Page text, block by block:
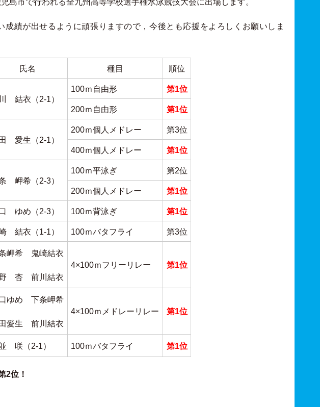
島市で行われる全九州高等学校選手権水泳競技大会に出場します。
成績が出せるように頑張りますので，今後とも応援をよろしくお願いしま
氏名 種目 順位
結衣（2-1）
100ｍ自由形 第1位
200ｍ自由形 第1位
愛生（2-1）
200ｍ個人メドレー 第3位
400ｍ個人メドレー 第1位
岬希（2-3）
100ｍ平泳ぎ 第2位
200ｍ個人メドレー 第1位
ゆめ（2-3） 100ｍ背泳ぎ 第1位
結衣（1-1） 100ｍバタフライ 第3位
岬希 鬼崎結衣
杏 前川結衣
4×100ｍフリーリレー 第1位
ゆめ 下条岬希
愛生 前川結衣
4×100ｍメドレーリレー 第1位
咲（2-1） 100ｍバタフライ 第1位
2位！